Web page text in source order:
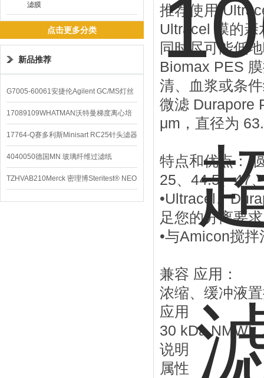
滤膜
点击更多分类
新品推荐
G7005-60061安捷伦Agilent GC/MS灯丝
配件
17089109WHATMAN沃特曼梯度离心培
养基
17764-Q赛多利斯Minisart RC25针头滤器
4040050德国MN 玻璃纤维过滤纸
TZHVAB210Merck 密理博Steritest® NEO
设备
推荐使用
Ultracel 膜的
同时尽可能低
Biomax PES
清、血浆或条
微滤 Durapore
μm，直径为
特点和优点：•
25、44.5、47
•Ultracel、
足您的分离要求
•与Amicon搅拌
兼容 应用：
浓缩、缓冲液
应用
30 kDa NMWL
说明
属性